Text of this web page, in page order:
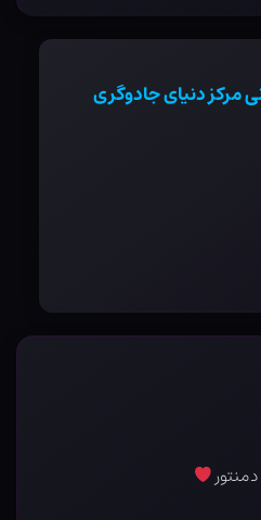
مرکز دنیای جادوگری